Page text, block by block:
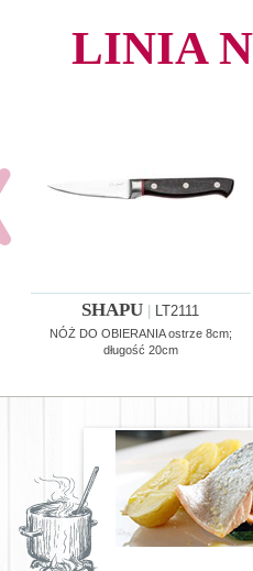
LINIA
SHAPU LT2111
NÓŻ DO OBIERANIA ostrze 8cm;
długość 20cm